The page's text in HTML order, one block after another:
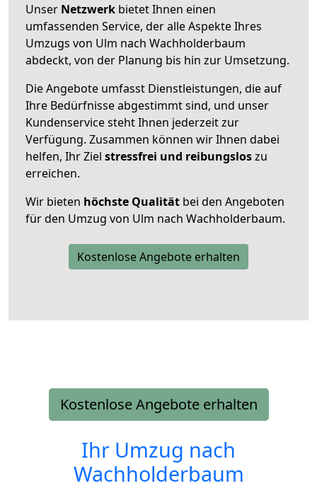
Unser Netzwerk bietet Ihnen einen
umfassenden Service, der alle Aspekte Ihres
Umzugs von Ulm nach Wachholderbaum
abdeckt, von der Planung bis hin zur Umsetzung.
Die Angebote umfasst Dienstleistungen, die auf
Ihre Bedürfnisse abgestimmt sind, und unser
Kundenservice steht Ihnen jederzeit zur
Verfügung. Zusammen können wir Ihnen dabei
helfen, Ihr Ziel stressfrei und reibungsloszu
erreichen.
Wir bieten höchste Qualität bei den Angeboten
für den Umzug von Ulm nach Wachholderbaum.
Kostenlose Angebote erhalten
Kostenlose Angebote erhalten
Ihr Umzug nach
Wachholderbaum